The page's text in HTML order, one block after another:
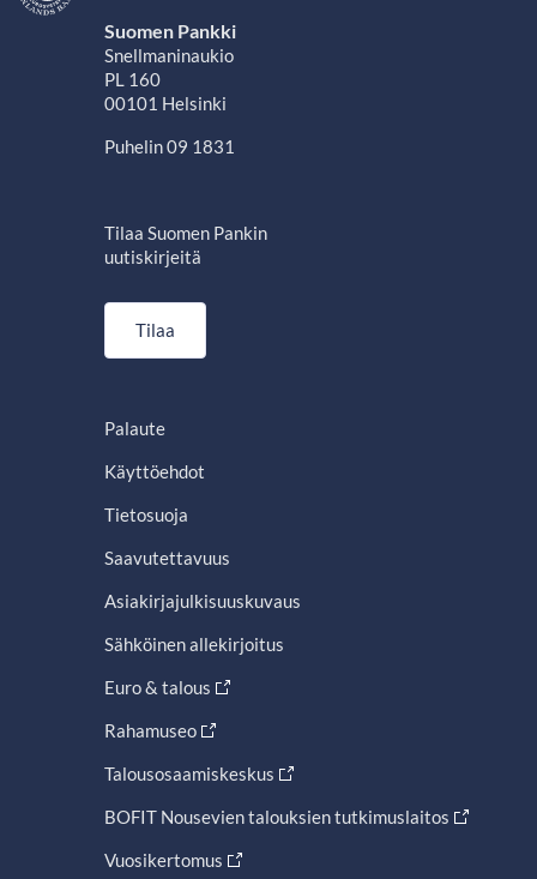
Suomen Pankki
Snellmaninaukio
PL 160
00101 Helsinki
Puhelin 09 1831
Tilaa Suomen Pankin
uutiskirjeitä
Tilaa
Palaute
Käyttöehdot
Tietosuoja
Saavutettavuus
Asiakirjajulkisuuskuvaus
Sähköinen allekirjoitus
Euro & talous
Rahamuseo
Talousosaamiskeskus
BOFIT Nousevien talouksien tutkimuslaitos
Vuosikertomus